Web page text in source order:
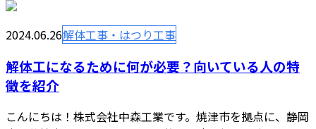
2024.06.26解体工事・はつり工事
解体工になるために何が必要？向いている人の特
徴を紹介
こんにちは！株式会社中森工業です。焼津市を拠点に、静岡